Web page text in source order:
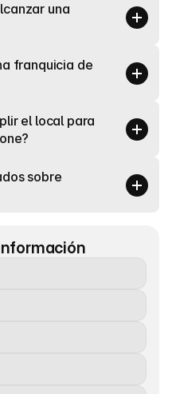
una
franquicia de
el local para
sobre